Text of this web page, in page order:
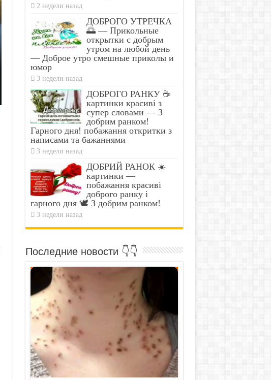
Doctor: One Teaspoon Kills All
Worms in Your Body!
2 недели назад
ДОБРОГО УТРЕЧКА
🌅 — Прикольные
открытки с добрым
утром на любой день
— Доброе утро смешные приколы и
юмор
3 недели назад
ДОБРОГО РАНКУ ☕
картинки красиві з
супер словами — З
добрим ранком!
Гарного дня! побажання откритки з
написами та бажаннями
3 недели назад
ДОБРИЙ РАНОК ☀️
картинки —
побажання красиві
доброго ранку і
гарного дня 🕊️ З добрим ранком!
3 недели назад
Последние новости 👇👇